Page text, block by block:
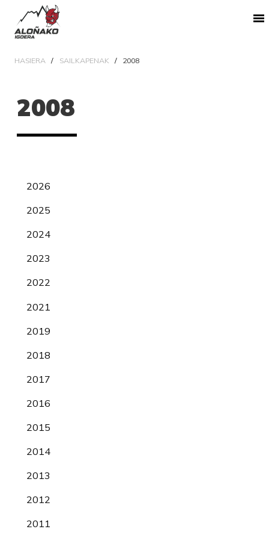
HASIERA SAILKAPENAK 2008
2008
2026
2025
2024
2023
2022
2021
2019
2018
2017
2016
2015
2014
2013
2012
2011